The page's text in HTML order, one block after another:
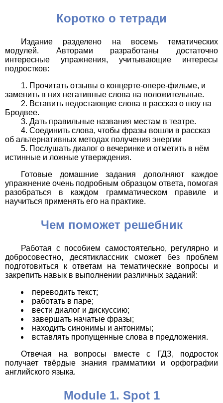
Коротко о тетради
Издание разделено на восемь тематических
модулей. Авторами разработаны достаточно
интересные упражнения, учитывающие интересы
подростков:
Прочитать отзывы о концерте-опере-фильме, и
заменить в них негативные слова на положительные.
Вставить недостающие слова в рассказ о шоу на
Бродвее.
Дать правильные названия местам в театре.
Соединить слова, чтобы фразы вошли в рассказ
об альтернативных методах получения энергии
Послушать диалог о вечеринке и отметить в нём
истинные и ложные утверждения.
Готовые домашние задания дополняют каждое
упражнение очень подробным образцом ответа, помогая
разобраться в каждом грамматическом правиле и
научиться применять его на практике.
Чем поможет решебник
Работая с пособием самостоятельно, регулярно и
добросовестно, десятиклассник сможет без проблем
подготовиться к ответам на тематические вопросы и
закрепить навык в выполнении различных заданий:
переводить текст;
работать в паре;
вести диалог и дискуссию;
завершать начатые фразы;
находить синонимы и антонимы;
вставлять пропущенные слова в предложения.
Отвечая на вопросы вместе с ГДЗ, подросток
получает твёрдые знания грамматики и орфографии
английского языка.
Module 1. Spot 1